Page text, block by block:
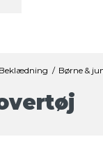
/ Børne &